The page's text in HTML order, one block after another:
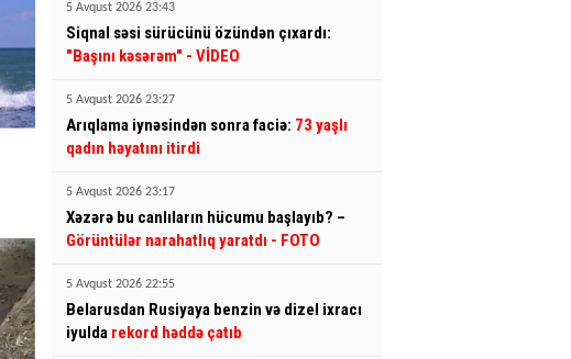
5 Avqust 2026 23:43
Siqnal səsi sürücünü özündən çıxardı:
"Başını kəsərəm" - VİDEO
5 Avqust 2026 23:27
Arıqlama iynəsindən sonra faciə: 73 yaşlı
qadın həyatını itirdi
5 Avqust 2026 23:17
Xəzərə bu canlıların hücumu başlayıb? –
Görüntülər narahatlıq yaratdı - FOTO
5 Avqust 2026 22:55
Belarusdan Rusiyaya benzin və dizel ixracı
iyulda rekord həddə çatıb